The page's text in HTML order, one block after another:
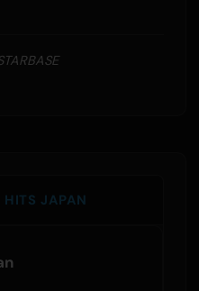
HITS JAPAN